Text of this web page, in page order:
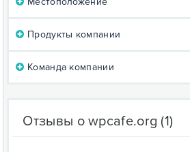
Продукты компании
Команда компании
Отзывы о wpcafe.org (1)